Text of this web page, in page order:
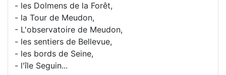
- les Dolmens de la Forêt,
- la Tour de Meudon,
- L'observatoire de Meudon,
- les sentiers de Bellevue,
- les bords de Seine,
- l'île Seguin...